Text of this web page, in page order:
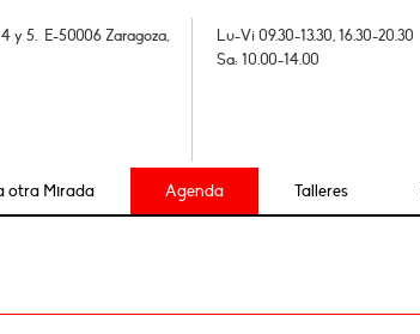
4 y 5. E-50006 Zaragoza,
Lu-Vi 09.30-13.30, 16.30-20.30
Sa: 10.00-14.00
otra Mirada Agenda Talleres